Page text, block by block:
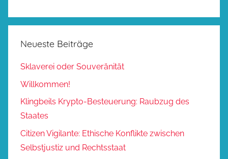
Neueste Beiträge
Sklaverei oder Souveränität
Willkommen!
Klingbeils Krypto-Besteuerung: Raubzug des
Staates
Citizen Vigilante: Ethische Konflikte zwischen
Selbstjustiz und Rechtsstaat